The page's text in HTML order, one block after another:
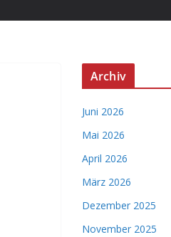
Archiv
Juni 2026
Mai 2026
April 2026
März 2026
Dezember 2025
November 2025